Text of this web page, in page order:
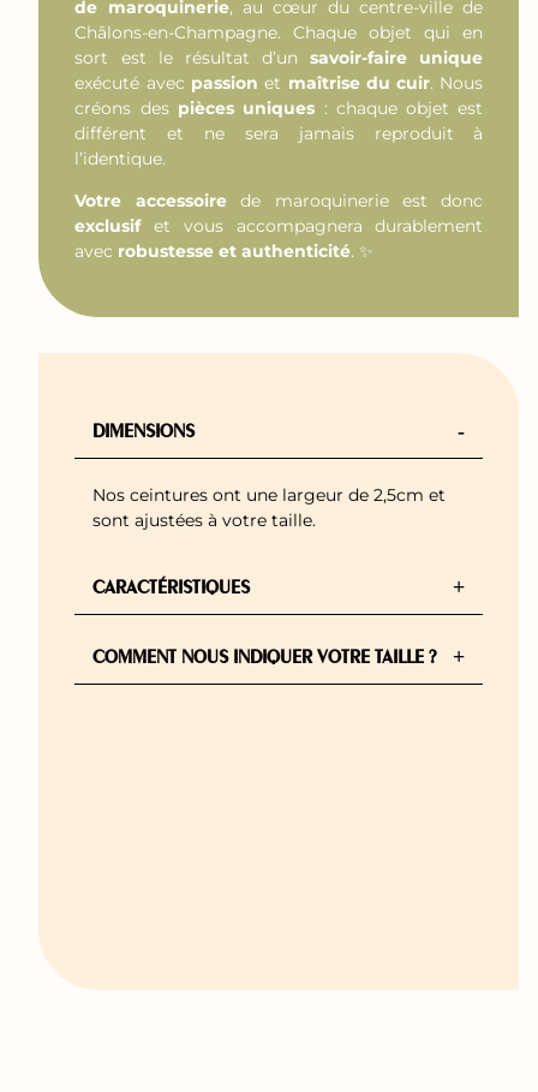
de maroquinerie, au cœur du centre-ville de
Châlons-en-Champagne. Chaque objet qui en
sort est le résultat d’unsavoir-faire unique
exécuté avec passion et maîtrise du cuir. Nous
créons des pièces uniques : chaque objet est
différent et ne sera jamais reproduit à
l’identique.
Votre accessoirede maroquinerie est donc
exclusifet vous accompagnera durablement
avec robustesse et authenticité. ✨
DIMENSIONS -
Nos ceintures ont une largeur de 2,5cm et
sont ajustées à votre taille.
CARACTÉRISTIQUES +
COMMENT NOUS INDIQUER VOTRE TAILLE ? +